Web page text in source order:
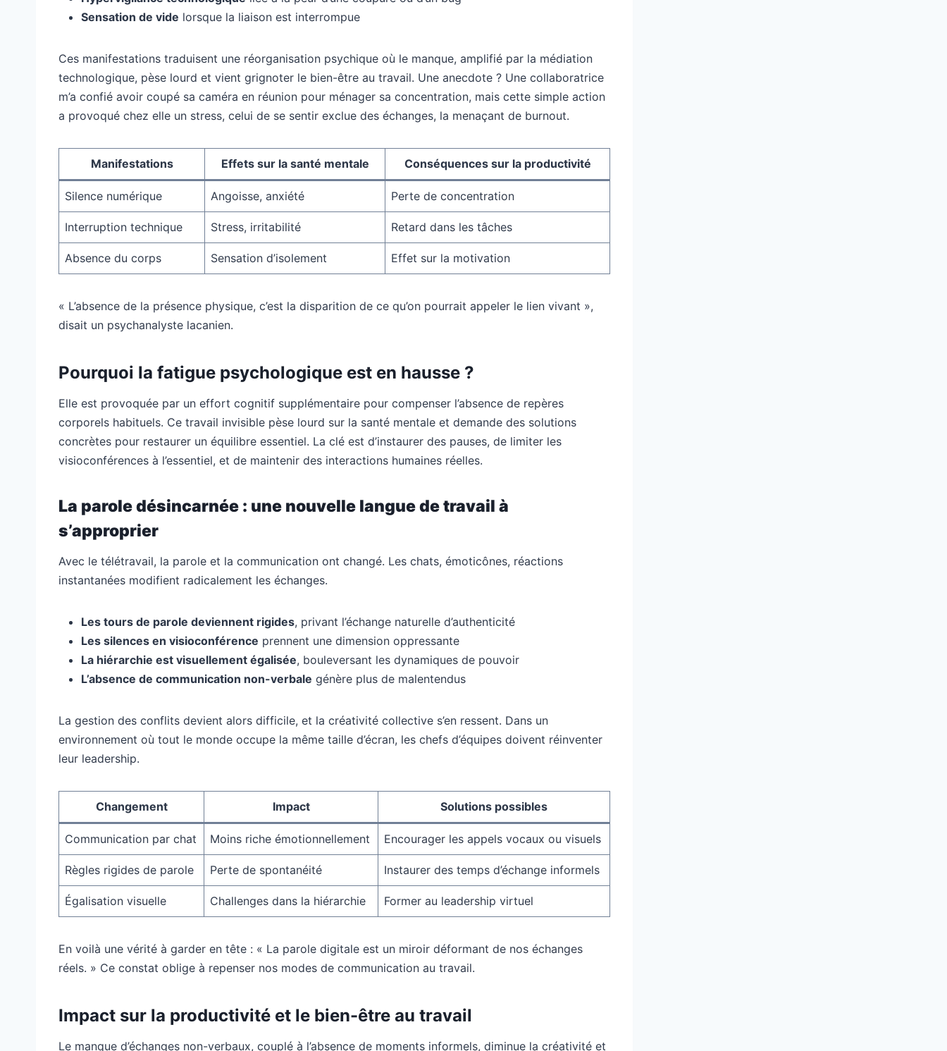
Sensation de vide lorsque la liaison est interrompue
Ces manifestations traduisent une réorganisation psychique où le manque, amplifié par la médiation
technologique, pèse lourd et vient grignoter le bien-être au travail. Une anecdote ? Une collaboratrice
m’a confié avoir coupé sa caméra en réunion pour ménager sa concentration, mais cette simple action
a provoqué chez elle un stress, celui de se sentir exclue des échanges, la menaçant de burnout.
Manifestations Effets sur la santé mentale Conséquences sur la productivité
Silence numérique Angoisse, anxiété Perte de concentration
Interruption technique Stress, irritabilité Retard dans les tâches
Absence du corps Sensation d’isolement Effet sur la motivation
« L’absence de la présence physique, c’est la disparition de ce qu’on pourrait appeler le lien vivant »,
disait un psychanalyste lacanien.
Pourquoi la fatigue psychologique est en hausse ?
Elle est provoquée par un effort cognitif supplémentaire pour compenser l’absence de repères
corporels habituels. Ce travail invisible pèse lourd sur la santé mentale et demande des solutions
concrètes pour restaurer un équilibre essentiel. La clé est d’instaurer des pauses, de limiter les
visioconférences à l’essentiel, et de maintenir des interactions humaines réelles.
La parole désincarnée : une nouvelle langue de travail à
s’approprier
Avec le télétravail, la parole et la communication ont changé. Les chats, émoticônes, réactions
instantanées modifient radicalement les échanges.
Les tours de parole deviennent rigides, privant l’échange naturelle d’authenticité
Les silences en visioconférence prennent une dimension oppressante
La hiérarchie est visuellement égalisée, bouleversant les dynamiques de pouvoir
L’absence de communication non-verbale génère plus de malentendus
La gestion des conflits devient alors difficile, et la créativité collective s’en ressent. Dans un
environnement où tout le monde occupe la même taille d’écran, les chefs d’équipes doivent réinventer
leur leadership.
Changement Impact Solutions possibles
Communication par chat Moins riche émotionnellement Encourager les appels vocaux ou visuels
Règles rigides de parole Perte de spontanéité Instaurer des temps d’échange informels
Égalisation visuelle Challenges dans la hiérarchie Former au leadership virtuel
En voilà une vérité à garder en tête : « La parole digitale est un miroir déformant de nos échanges
réels. » Ce constat oblige à repenser nos modes de communication au travail.
Impact sur la productivité et le bien-être au travail
Le manque d’échanges non-verbaux, couplé à l’absence de moments informels, diminue la créativité et